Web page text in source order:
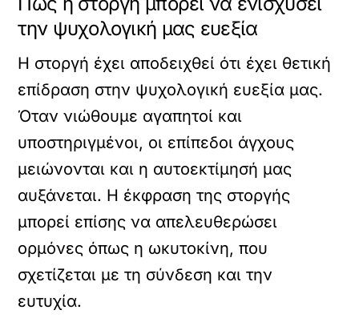
την ψυχολογική μας ευεξία
Η στοργή έχει αποδειχθεί ότι έχει θετική
επίδραση στην ψυχολογική ευεξία μας.
Όταν νιώθουμε αγαπητοί και
υποστηριγμένοι, οι επίπεδοι άγχους
μειώνονται και η αυτοεκτίμησή μας
αυξάνεται. Η έκφραση της στοργής
μπορεί επίσης να απελευθερώσει
ορμόνες όπως η ωκυτοκίνη, που
σχετίζεται με τη σύνδεση και την
ευτυχία.